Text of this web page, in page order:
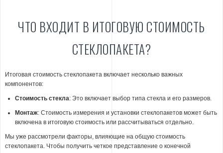
ЧТО ВХОДИТ В ИТОГОВУЮ СТОИМОСТЬ
СТЕКЛОПАКЕТА?
Итоговая стоимость стеклопакета включает несколько важных
компонентов:
Стоимость стекла: Это включает выбор типа стекла и его размеров.
Монтаж: Стоимость измерения и установки стеклопакетов может быть
включена в итоговую стоимость или рассчитываться отдельно.
Мы уже рассмотрели факторы, влияющие на общую стоимость
стеклопакета. Чтобы получить четкое представление о конечной